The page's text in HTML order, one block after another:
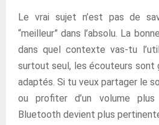
Le vrai sujet n’est pas de
“meilleur” dans l’absolu. La
dans quel contexte vas-tu
surtout seul, les écouteurs sont
adaptés. Si tu veux partager le
ou profiter d’un volume plus
Bluetooth devient plus